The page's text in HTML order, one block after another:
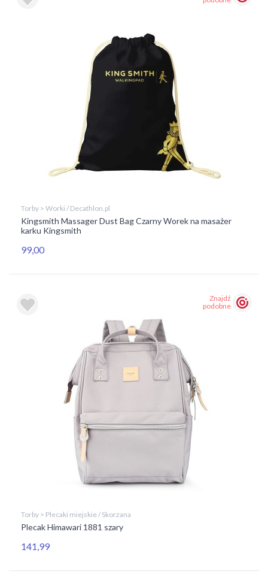
Torby > Worki / Decathlon.pl
Kingsmith Massager Dust Bag Czarny Worek na masażer
karku Kingsmith
99,00
Znajdź
podobne
Torby > Plecaki miejskie / Skorzana
Plecak Himawari 1881 szary
141,99